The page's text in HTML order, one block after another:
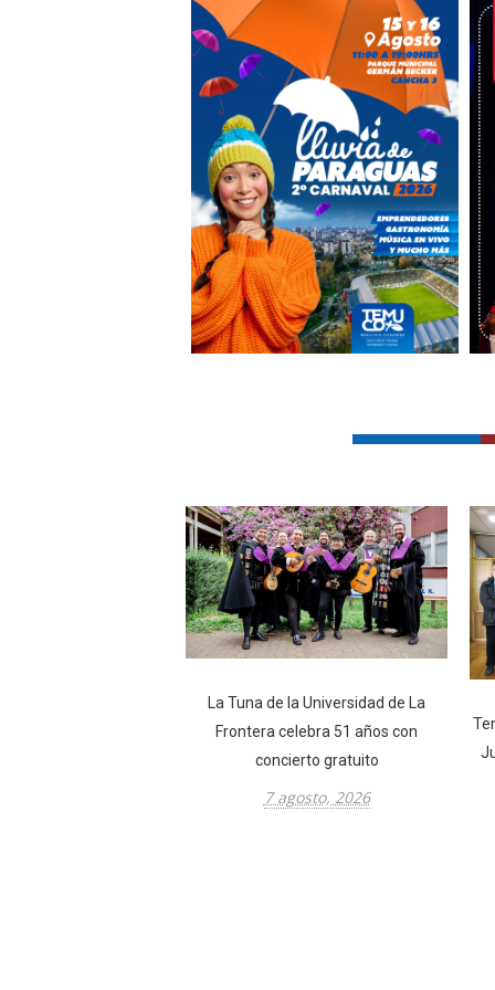
29 julio, 2026
La Tuna de la Universidad de La
Frontera celebra 51 años con
concierto gratuito
7 agosto, 2026